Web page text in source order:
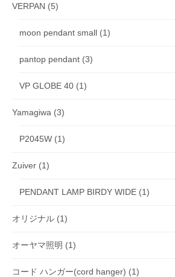
VERPAN (5)
moon pendant small (1)
pantop pendant (3)
VP GLOBE 40 (1)
Yamagiwa (3)
P2045W (1)
Zuiver (1)
PENDANT LAMP BIRDY WIDE (1)
オリジナル (1)
オーヤマ照明 (1)
コード ハンガー(cord hanger) (1)